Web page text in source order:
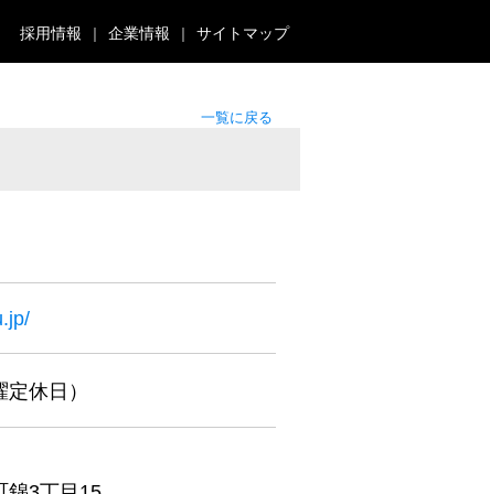
採用情報 企業情報 サイトマップ
一覧に戻る
休日）